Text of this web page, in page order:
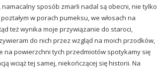
sposób zmarli nadal są obecni, nie tylko
w porach pumeksu, we włosach na
też wynika moje przywiązanie do staroci,
do nich przez wzgląd na moich przodków,
na powierzchni tych przedmiotów spotykamy się
wciąż tej samej, niekończącej się historii. Na